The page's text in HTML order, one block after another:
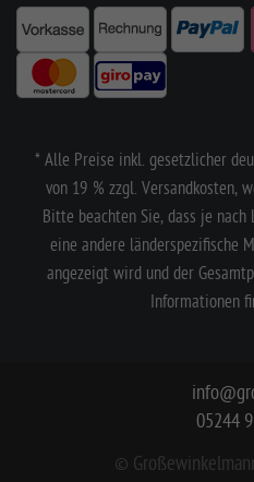
* Alle Preise inkl. gesetzlicher
von 19 % zzgl. Versandkosten,
Bitte beachten Sie, dass je
eine andere länderspezifische
angezeigt wird und der
Informationen
05244
©